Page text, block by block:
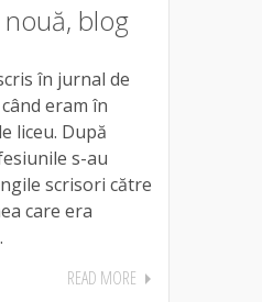
nouă, blog
în jurnal de
eram în
liceu. După
s-au
scrisori către
care era
READ MORE